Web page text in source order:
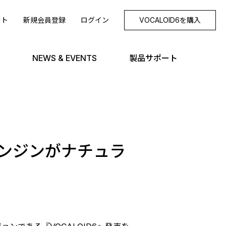
新規会員登録 ログイン VOCALOID6を購入
NEWS & EVENTS 製品サポート
ジンがナチュラ